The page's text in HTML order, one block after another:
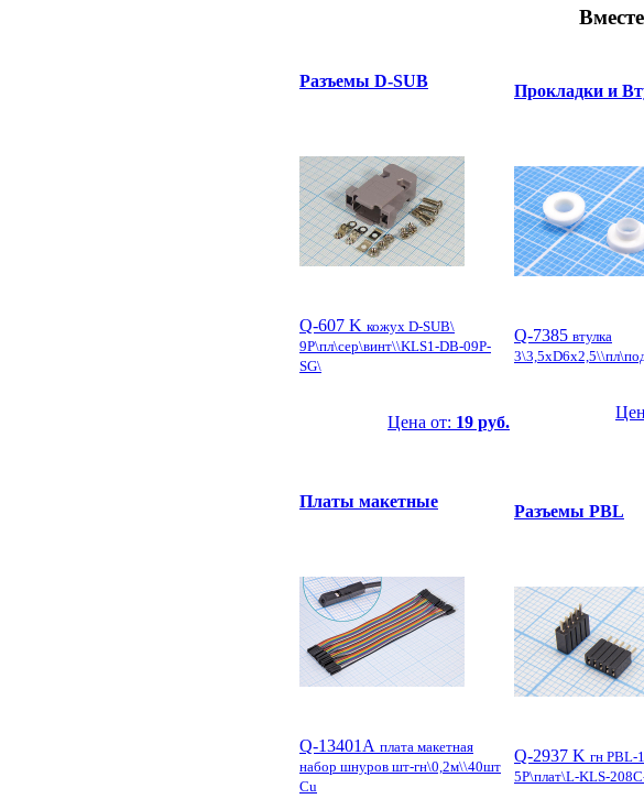
Разъемы D-SUB
Q-607 K кожух D-SUB\
9P\пл\сер\винт\\KLS1-DB-09P-
SG\
Цена от: 19 руб.
Прокладки и
Q-7385 втулка
Платы макетные
Q-13401A плата макетная
набор шнуров шт-гн\0,2м\\40шт
Cu
Разъемы PBL
Q-2937 K гн PBL-
5P\плат\L-KLS-